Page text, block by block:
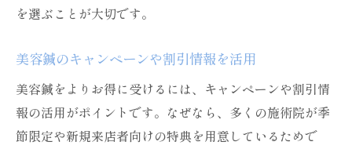
を選ぶことが大切です。
美容鍼のキャンペーンや割引情報を活用
美容鍼をよりお得に受けるには、キャンペーンや割引情
報の活用がポイントです。なぜなら、多くの施術院が季
節限定や新規来店者向けの特典を用意しているためで